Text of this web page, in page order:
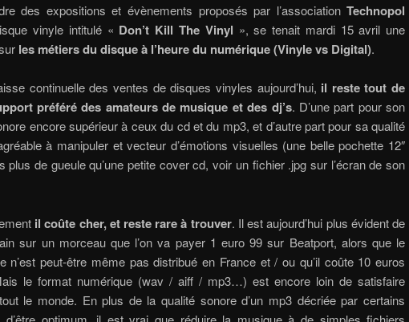
des expositions et évènements proposés par l’associationTechnopol
vinyle intitulé « Don’t Kill The Vinyl », se tenait mardi 15 avril une
les métiers du disque à l’heure du numérique (Vinyle vs Digital).
continuelle des ventes de disques vinyles aujourd’hui, il reste tout de
préféré des amateurs de musique et des dj’s. D’une part pour son
encore supérieur à ceux du cd et du mp3, et d’autre part pour sa qualité
à manipuler et vecteur d’émotions visuelles (une belle pochette 12″
plus de gueule qu’une petite cover cd, voir un fichier .jpg sur l’écran de son
il coûte cher, et reste rare à trouver. Il est aujourd’hui plus évident de
sur un morceau que l’on va payer 1 euro 99 sur Beatport, alors que le
n’est peut-être même pas distribué en France et / ou qu’il coûte 10 euros
le format numérique (wav / aiff / mp3…) est encore loin de satisfaire
le monde. En plus de la qualité sonore d’un mp3 décriée par certains